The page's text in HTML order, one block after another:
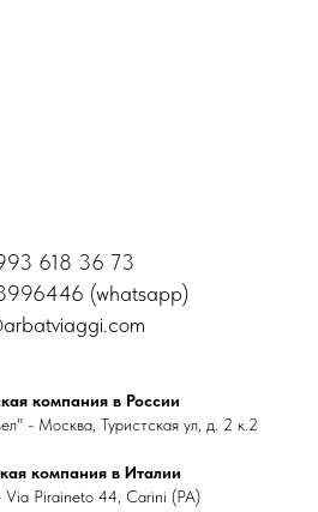
618 36 73
(whatsapp)
компания в России
- Москва, Туристская ул, д. 2 к.2
компания в Италии
Via Piraineto 44, Carini (PA)